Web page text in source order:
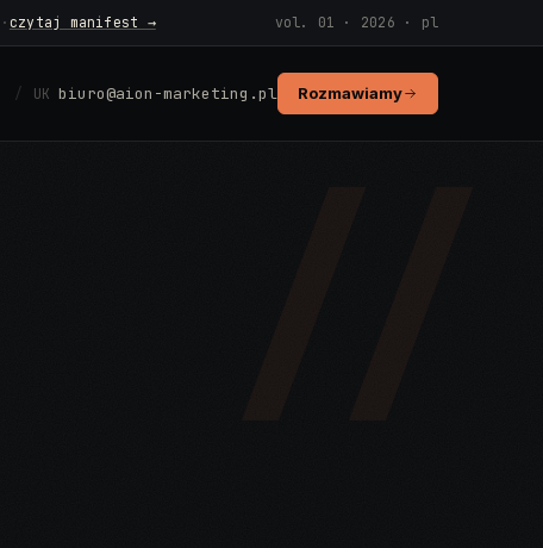
· czytaj manifest → vol. 01 · 2026 · pl
UK biuro@aion-marketing.pl Rozmawiamy